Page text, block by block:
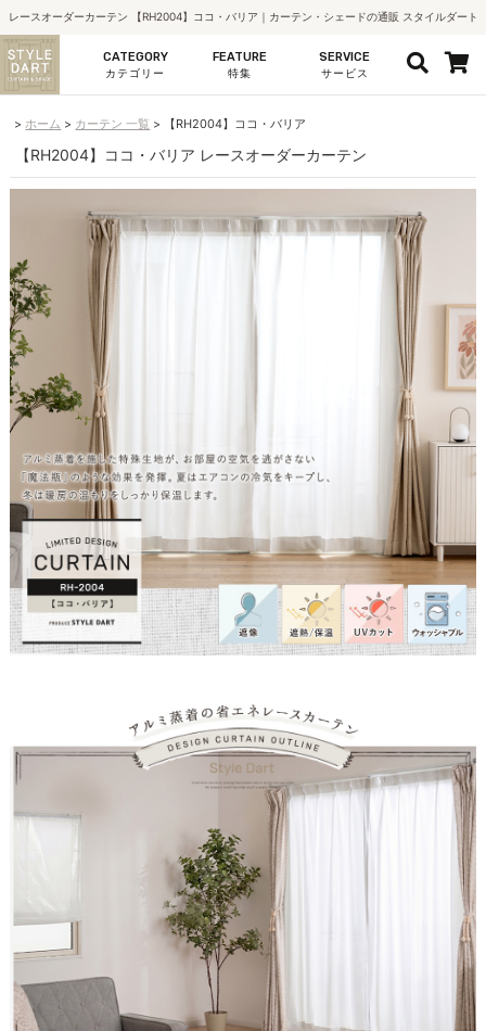
レースオーダーカーテン 【RH2004】ココ・バリア｜カーテン・シェードの通販 スタイルダート
CATEGORY
カテゴリー
FEATURE
特集
SERVICE
サービス
ホーム カーテン 一覧 【RH2004】ココ・バリア
【RH2004】ココ・バリア レースオーダーカーテン